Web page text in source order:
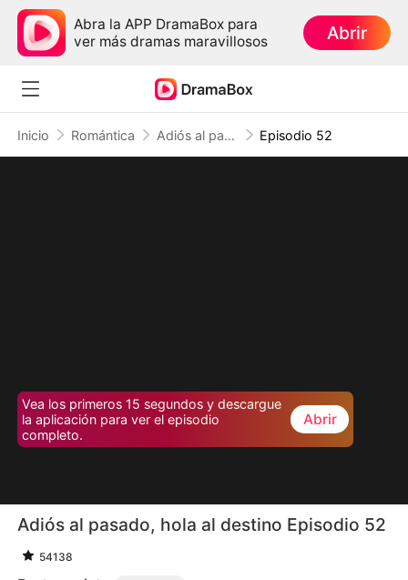
Abra la APP DramaBox para
ver más dramas maravillosos
Abrir
Inicio Romántica Adiós al pasado, hola al destino Episodio 52
Vea los primeros 15 segundos y descargue
la aplicación para ver el episodio
completo.
Abrir
Adiós al pasado, hola al destino Episodio 52
54138